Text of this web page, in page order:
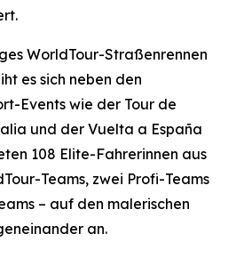
WorldTour-Straßenrennen
es sich neben den
Events wie der Tour de
und der Vuelta a España
108 Elite-Fahrerinnen aus
Teams, zwei Profi-Teams
– auf den malerischen
an.